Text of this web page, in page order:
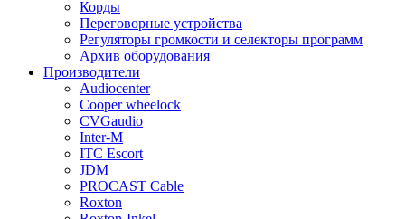
Корды
Переговорные устройства
Регуляторы громкости и селекторы программ
Архив оборудования
Производители
Audiocenter
Cooper wheelock
CVGaudio
Inter-M
ITC Escort
JDM
PROCAST Cable
Roxton